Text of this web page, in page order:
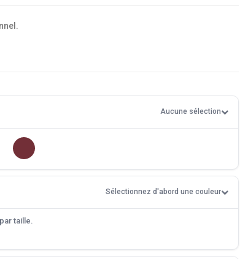
Aucune sélection
Sélectionnez d'abord une couleur
taille.